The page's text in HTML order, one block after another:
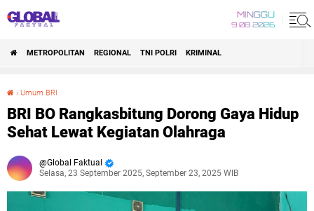
MINGGU
9 08 2026
METROPOLITAN REGIONAL TNI POLRI KRIMINAL
› Umum BRI
BRI BO Rangkasbitung Dorong Gaya Hidup
Sehat Lewat Kegiatan Olahraga
Global Faktual
Selasa, 23 September 2025, September 23, 2025 WIB